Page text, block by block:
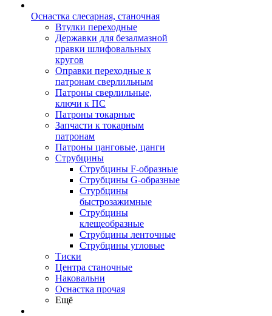
Оснастка слесарная, станочная
Втулки переходные
Державки для безалмазной
правки шлифовальных
кругов
Оправки переходные к
патронам сверлильным
Патроны сверлильные,
ключи к ПС
Патроны токарные
Запчасти к токарным
патронам
Патроны цанговые, цанги
Струбцины
Струбцины F-образные
Струбцины G-образные
Стурбцины
быстрозажимные
Струбцины
клещеобразные
Струбцины ленточные
Струбцины угловые
Тиски
Центра станочные
Наковальни
Оснастка прочая
Ещё